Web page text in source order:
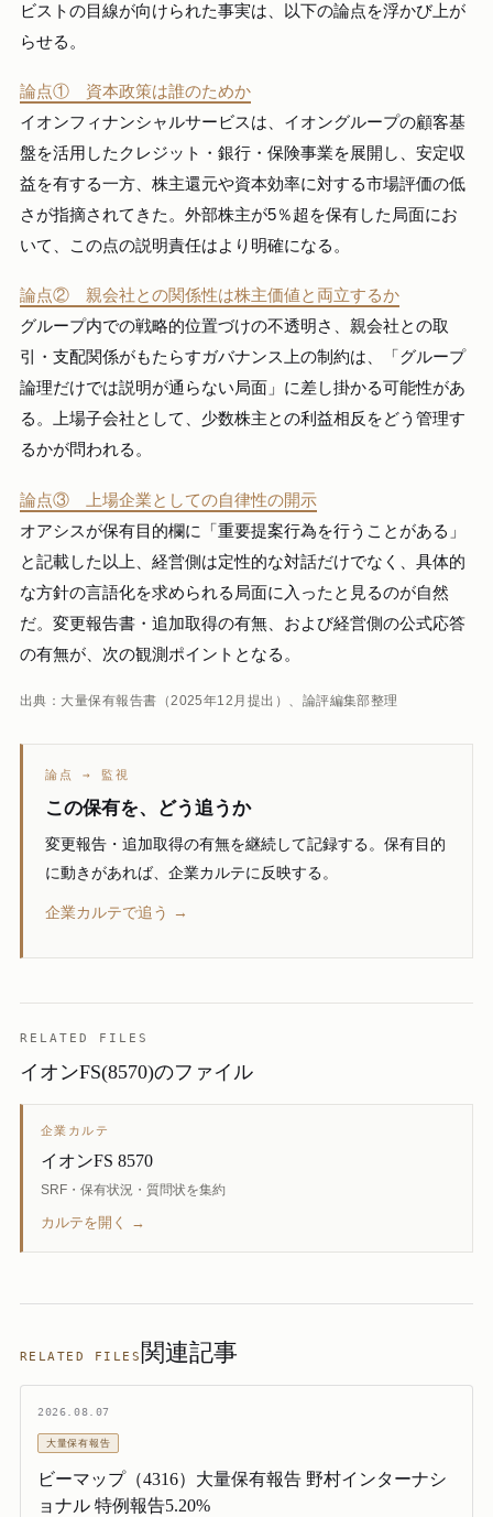
ビストの目線が向けられた事実は、以下の論点を浮かび上が
らせる。
論点① 資本政策は誰のためか
イオンフィナンシャルサービスは、イオングループの顧客基
盤を活用したクレジット・銀行・保険事業を展開し、安定収
益を有する一方、株主還元や資本効率に対する市場評価の低
さが指摘されてきた。外部株主が5％超を保有した局面にお
いて、この点の説明責任はより明確になる。
論点② 親会社との関係性は株主価値と両立するか
グループ内での戦略的位置づけの不透明さ、親会社との取
引・支配関係がもたらすガバナンス上の制約は、「グループ
論理だけでは説明が通らない局面」に差し掛かる可能性があ
る。上場子会社として、少数株主との利益相反をどう管理す
るかが問われる。
論点③ 上場企業としての自律性の開示
オアシスが保有目的欄に「重要提案行為を行うことがある」
と記載した以上、経営側は定性的な対話だけでなく、具体的
な方針の言語化を求められる局面に入ったと見るのが自然
だ。変更報告書・追加取得の有無、および経営側の公式応答
の有無が、次の観測ポイントとなる。
出典：大量保有報告書（2025年12月提出）、論評編集部整理
論点 → 監視
この保有を、どう追うか
変更報告・追加取得の有無を継続して記録する。保有目的
に動きがあれば、企業カルテに反映する。
企業カルテで追う →
RELATED FILES
イオンFS(8570)のファイル
企業カルテ
イオンFS 8570
SRF・保有状況・質問状を集約
カルテを開く →
RELATED FILES 関連記事
2026.08.07
大量保有報告
ビーマップ（4316）大量保有報告 野村インターナシ
ョナル 特例報告5.20%